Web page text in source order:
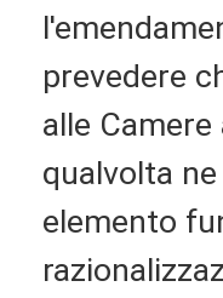
prevedere
alle
qualvolta
elemento